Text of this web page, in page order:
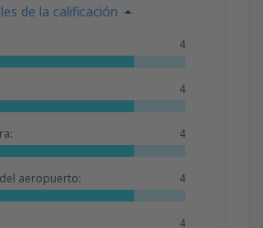
de la calificación
4
4
4
aeropuerto: 4
4